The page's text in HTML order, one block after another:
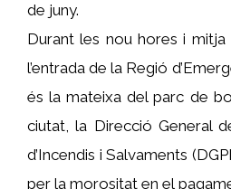
de juny.
Durant les nou hores i
l’entrada de la Regió
és la mateixa del parc de
ciutat, la Direcció General
d’Incendis i Salvaments
per la morositat en el